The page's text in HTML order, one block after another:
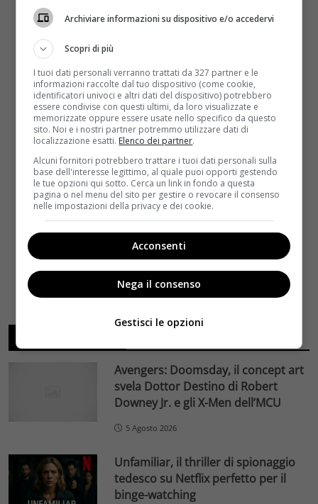
Avengers: Doomsday, il concept art
svela Dottor Destino di Robert
Downey Jr. e gli X-Men dell’MCU
5 Agosto 2026
Unfamiliar, il thriller di spionaggio
tedesco su Netflix perfetto per il
binge-watching
Archiviare informazioni su dispositivo e/o accedervi
Scopri di più
I tuoi dati personali verranno trattati da 327 partner e le
informazioni raccolte dal tuo dispositivo (come cookie,
identificatori univoci e altri dati del dispositivo) potrebbero
essere condivise con questi ultimi, da loro visualizzate e
memorizzate oppure essere usate nello specifico da questo
sito. Noi e i nostri partner potremmo utilizzare dati di
localizzazione esatti. Elenco dei partner.
Alcuni fornitori potrebbero trattare i tuoi dati personali sulla
base dell'interesse legittimo, al quale puoi opporti gestendo
le tue opzioni qui sotto. Cerca un link in fondo a questa
pagina o nel menu del sito per gestire o revocare il consenso
nelle impostazioni della privacy e dei cookie.
Acconsenti
Nega il consenso
Gestisci le opzioni